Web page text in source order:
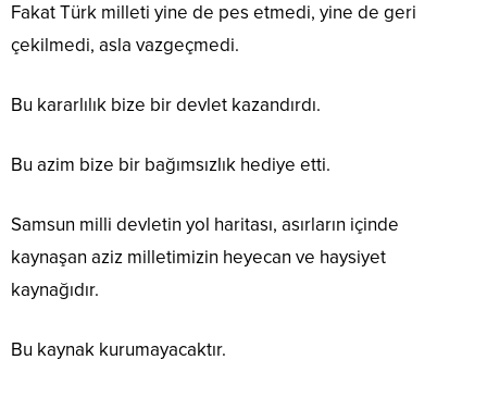
Fakat Türk milleti yine de pes etmedi, yine de geri
çekilmedi, asla vazgeçmedi.
Bu kararlılık bize bir devlet kazandırdı.
Bu azim bize bir bağımsızlık hediye etti.
Samsun milli devletin yol haritası, asırların içinde
kaynaşan aziz milletimizin heyecan ve haysiyet
kaynağıdır.
Bu kaynak kurumayacaktır.